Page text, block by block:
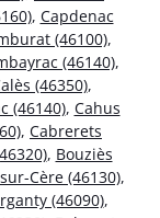
, Capdenac
(46100),
(46140),
(46350),
(46140), Cahus
, Cabrerets
, Bouziès
Cère (46130),
(46090),